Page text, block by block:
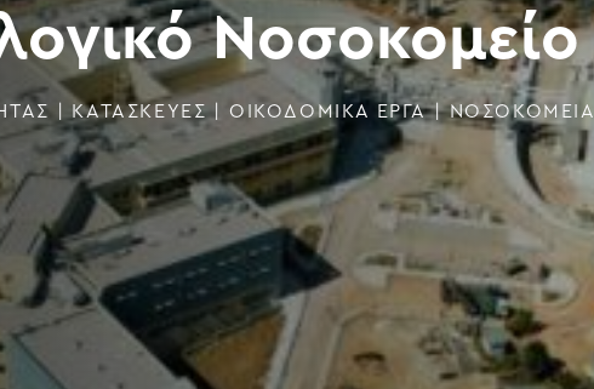
Νοσοκομείο
ΚΑΤΑΣΚΕΥΕΣ ΟΙΚΟΔΟΜΙΚΑ ΕΡΓΑ | ΝΟΣΟΚΟΜΕΊΑ